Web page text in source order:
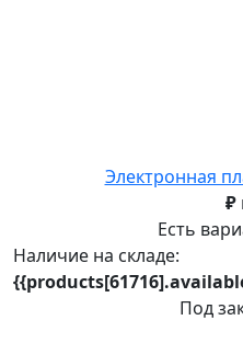
Электронная
₽
Есть
Наличие на складе:
Под